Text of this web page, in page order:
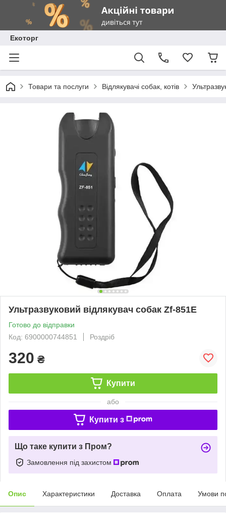
Екоторг
Товари та послуги Відлякувачі собак, котів
Ультразвуковий відлякувач собак Zf-851E
Готово до відправки
Код: 6900000744851
Роздріб
320 ₴
Купити
або
Купити з
Що таке купити з Пром?
Замовлення під захистом
Опис Характеристики Доставка Оплата Умови